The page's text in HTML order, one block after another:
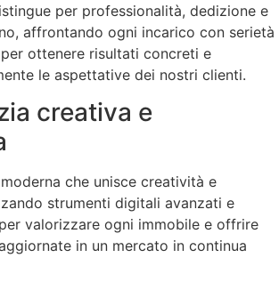
per professionalità, dedizione e
affrontando ogni incarico con serietà
ottenere risultati concreti e
le aspettative dei nostri clienti.
creativa e
moderna che unisce creatività e
strumenti digitali avanzati e
valorizzare ogni immobile e offrire
in un mercato in continua